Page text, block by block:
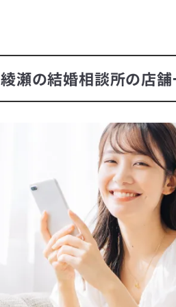
綾瀬の結婚相談所の店